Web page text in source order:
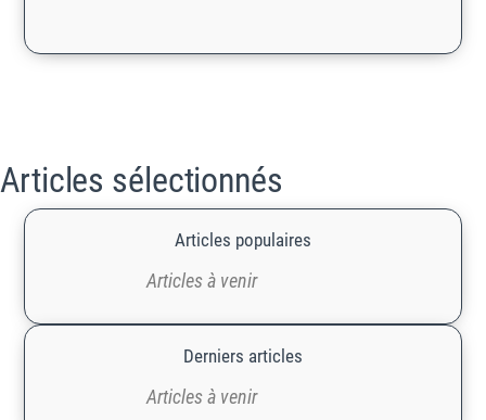
Articles sélectionnés
Articles populaires
Articles à venir
Derniers articles
Articles à venir